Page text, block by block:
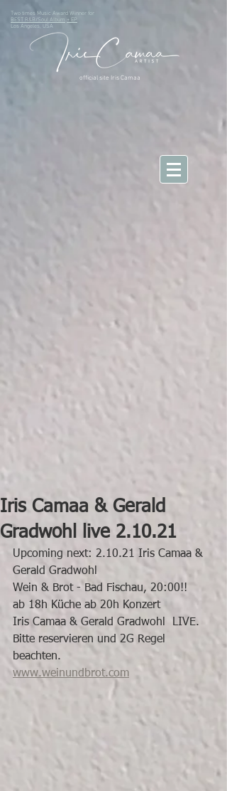
official site Iris Camaa
Two times Music Award Winner for
BEST R&B/Soul Album + EP
Los Angeles, USA
Iris Camaa & Gerald
Gradwohl live 2.10.21
Upcoming next: 2.10.21 Iris Camaa &
Gerald Gradwohl
Wein & Brot - Bad Fischau, 20:00!!
ab 18h Küche ab 20h Konzert
Iris Camaa & Gerald Gradwohl  LIVE.
Bitte reservieren und 2G Regel
beachten.
www.weinundbrot.com